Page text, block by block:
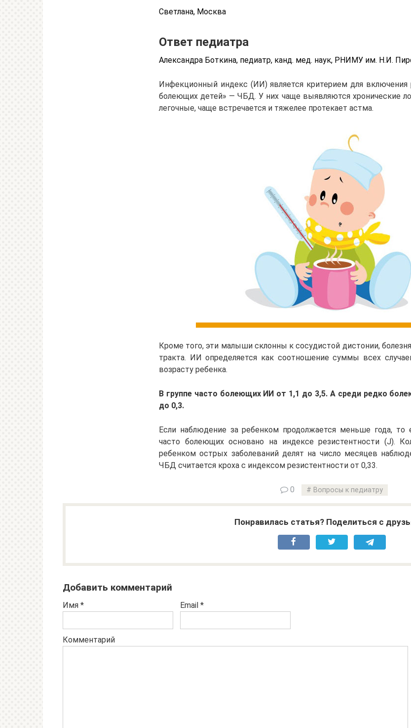
Светлана, Москва
Ответ педиатра
Александра Боткина, педиатр, канд. мед. наук, РНИМУ им. Н.И.
Инфекционный индекс (ИИ) является критерием для включения
болеющих детей» — ЧБД. У них чаще выявляются хронические
легочные, чаще встречается и тяжелее протекает астма.
Кроме того, эти малыши склонны к сосудистой дистонии,
тракта. ИИ определяется как соотношение суммы всех
возрасту ребенка.
В группе часто болеющих ИИ от 1,1 до 3,5. А среди редко
до 0,3.
Если наблюдение за ребенком продолжается меньше года, то
часто болеющих основано на индексе резистентности (J).
ребенком острых заболеваний делят на число месяцев
ЧБД считается кроха с индексом резистентности от 0,33.
0 Вопросы к педиатру
Понравилась статья? Поделиться с
Добавить комментарий
Имя * Email *
Комментарий